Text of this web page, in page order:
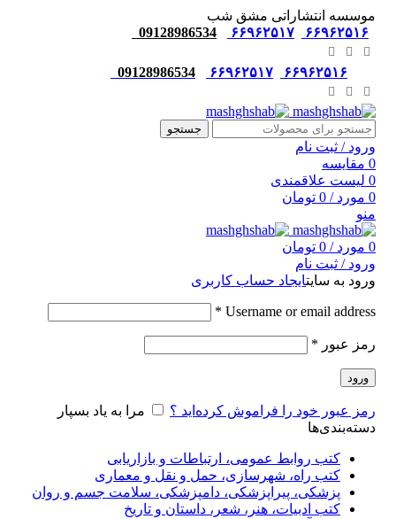
موسسه انتشاراتی مشق شب
۶۶۹۶۲۵۱۶
۶۶۹۶۲۵۱۷ 09128986534
۶۶۹۶۲۵۱۶ ۶۶۹۶۲۵۱۷ 09128986534
جستجو
ورود / ثبت نام
0 مقایسه
0 لیست علاقمندی
0 مورد /
0 تومان
منو
0 مورد /
0 تومان
ورود / ثبت نام
ورود به سایتایجاد حساب کاربری
Username or email address
*
رمز عبور *
ورود
رمز عبور خود را فراموش کرده‌اید ؟
مرا به یاد بسپار
دسته‌بندی‌ها
کتب روابط عمومی، ارتباطات و بازاریابی
کتب راه، شهرسازی، حمل و نقل و معماری
پزشکی، پیراپزشکی، دامپزشکی، سلامت جسم و روان
کتب ادبیات، هنر، شعر، داستان و تاریخ